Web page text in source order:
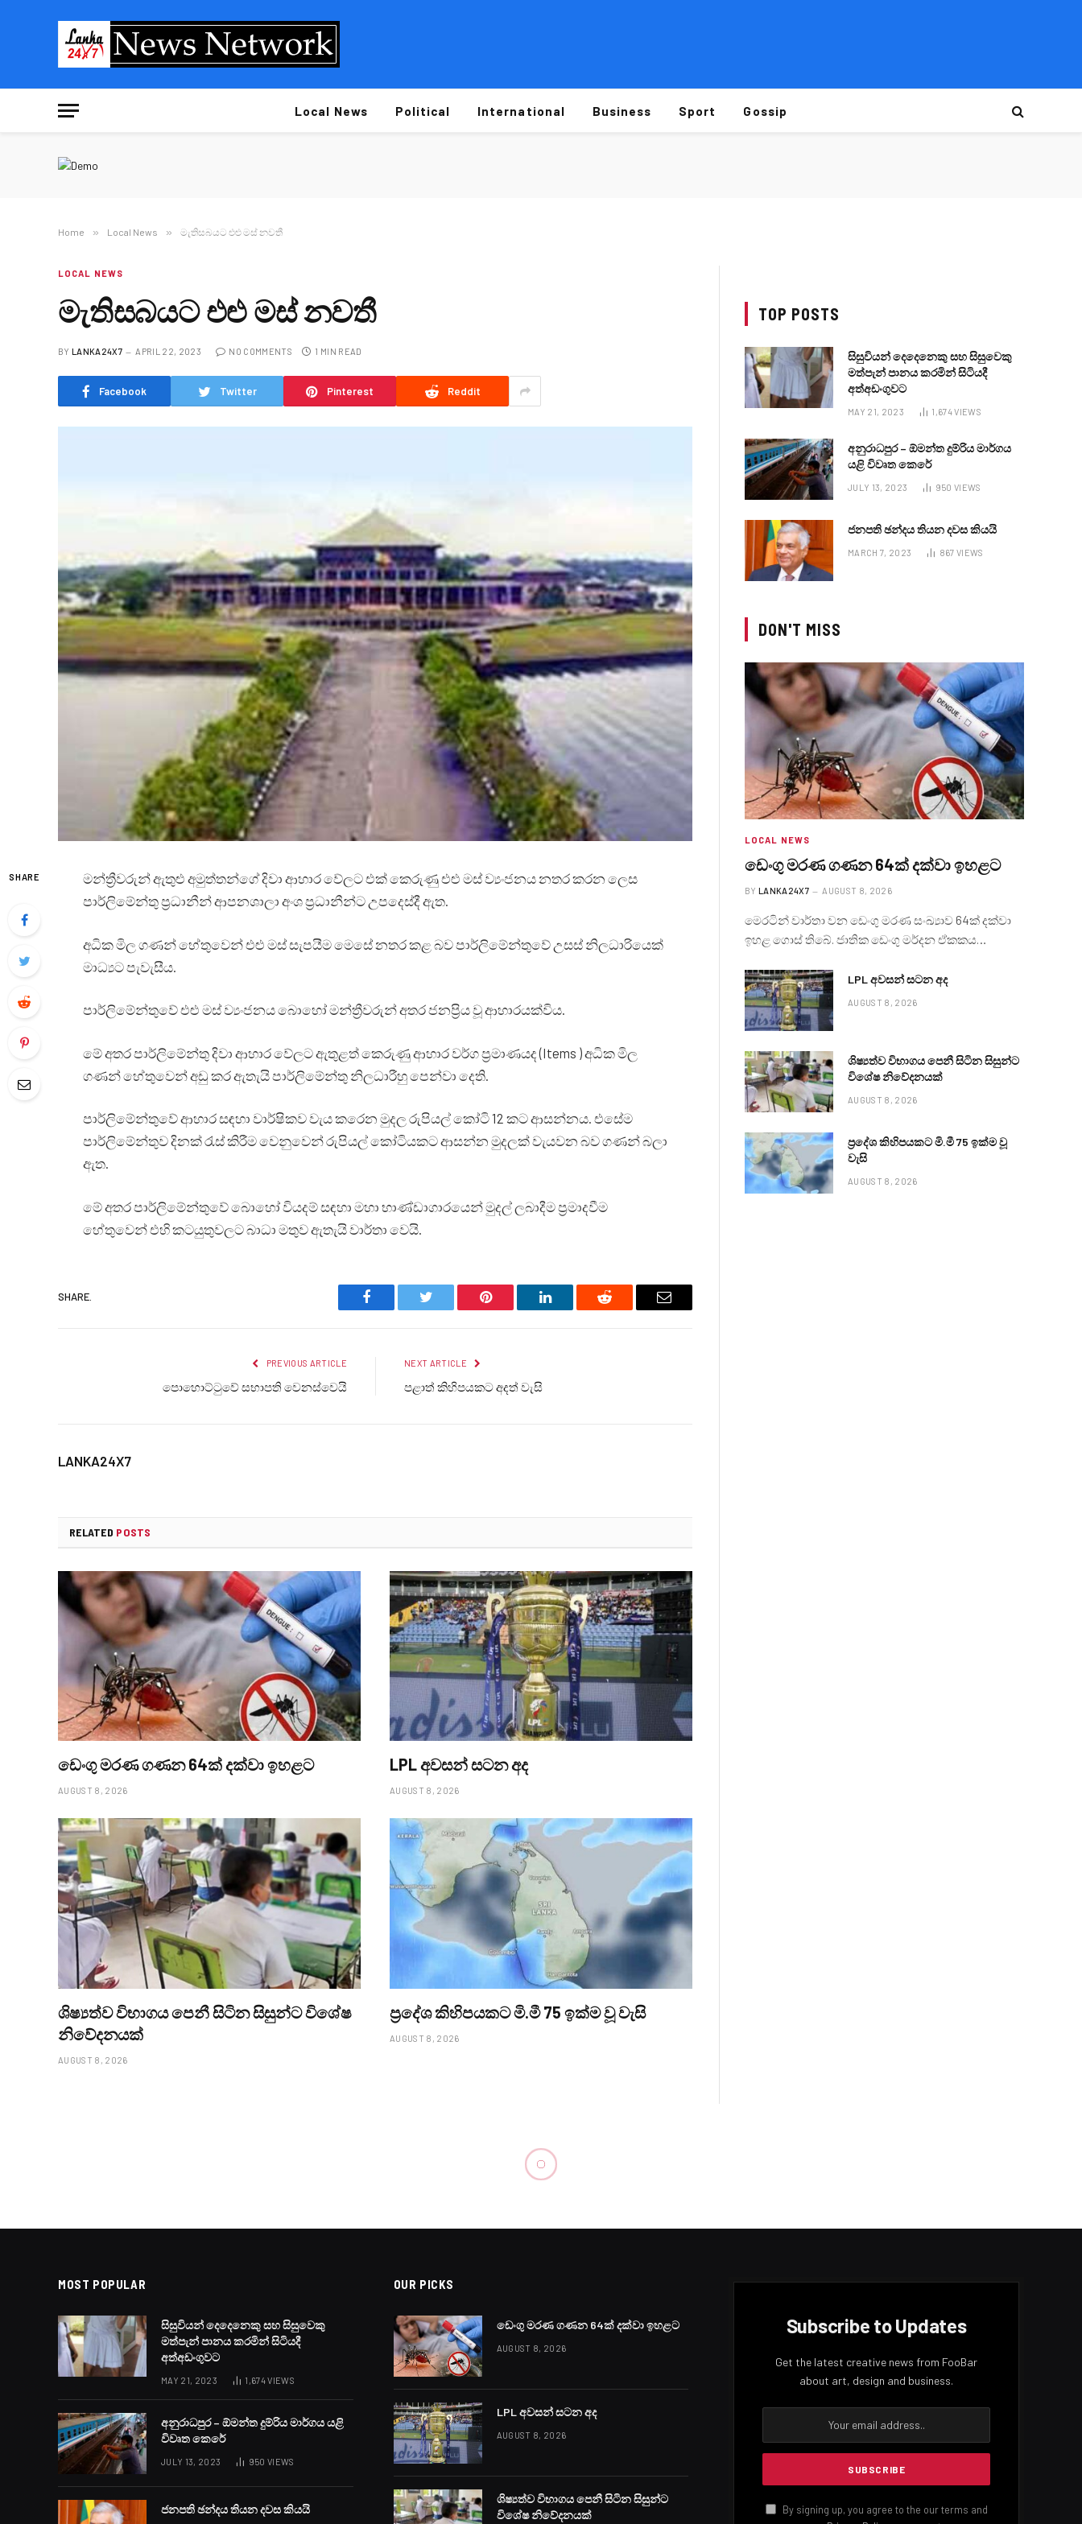
Local News Political International Business Sport Gossip
Home » Local News » මැතිසබයට එළු මස් නවතී
LOCAL NEWS
මැතිසබයට එළු මස් නවතී
BY LANKA24X7 APRIL 22, 2023 NO COMMENTS 1 MIN READ
Facebook Twitter Pinterest Reddit
SHARE
මන්ත්‍රීවරුන් ඇතුළු අමුත්තන්ගේ දිවා ආහාර වේලට එක් කෙරුණු එළු මස් ව්‍යංජනය නතර කරන ලෙස
පාර්ලිමේන්තු ප්‍රධානීන් ආපනශාලා අංශ ප්‍රධානීන්ට උපදෙස්දී ඇත.
අධික මිල ගණන් හේතුවෙන් එළු මස් සැපයීම මෙසේ නතර කළ බව පාර්ලිමේන්තුවේ උසස් නිලධාරියෙක්
මාධ්‍යට පැවැසීය.
පාර්ලිමේන්තුවේ එළු මස් ව්‍යංජනය බොහෝ මන්ත්‍රීවරුන් අතර ජනප්‍රිය වූ ආහාරයක්විය.
මේ අතර පාර්ලිමේන්තු දිවා ආහාර වේලට ඇතුළත් කෙරුණු ආහාර වර්ග ප්‍රමාණයද (Items ) අධික මිල
ගණන් හේතුවෙන් අඩු කර ඇතැයි පාර්ලිමේන්තු නිලධාරීහු පෙන්වා දෙති.
පාර්ලිමේන්තුවේ ආහාර සඳහා වාර්ෂිකව වැය කරෙන මුදල රුපියල් කෝටි 12 කට ආසන්නය. එසේම
පාර්ලිමේන්තුව දිනක් රැස් කිරීම වෙනුවෙන් රුපියල් කෝටියකට ආසන්න මුදලක් වැයවන බව ගණන් බලා
ඇත.
මේ අතර පාර්ලිමේන්තුවේ බොහෝ වියදම් සඳහා මහා භාණ්ඩාගාරයෙන් මුදල් ලබාදීම ප්‍රමාදවීම
හේතුවෙන් එහි කටයුතුවලට බාධා මතුව ඇතැයි වාර්තා වෙයි.
SHARE.
Facebook Twitter Pinterest LinkedIn Reddit Email
PREVIOUS ARTICLE
පොහොට්ටුවේ සභාපති වෙනස්වෙයි
NEXT ARTICLE
පළාත් කිහිපයකට අදත් වැසි
LANKA24X7
RELATED POSTS
ඩෙංගු මරණ ගණන 64ක් දක්වා ඉහළට
AUGUST 8, 2026
LPL අවසන් සටන අද
AUGUST 8, 2026
ශිෂ්‍යත්ව විභාගය පෙනී සිටින සිසුන්ට විශේෂ
නිවේදනයක්
AUGUST 8, 2026
ප්‍රදේශ කිහිපයකට මි.මී 75 ඉක්ම වූ වැසි
AUGUST 8, 2026
TOP POSTS
සිසුවියන් දෙදෙනෙකු සහ සිසුවෙකු
මත්පැන් පානය කරමින් සිටියදී
අත්අඩංගුවට
MAY 21, 2023 1,674VIEWS
අනුරාධපුර – ඕමන්ත දුම්රිය මාර්ගය
යළි විවෘත කෙරේ
JULY 13, 2023 950 VIEWS
ජනපති ඡන්දය තියන දවස කියයි
MARCH 7, 2023 867 VIEWS
DON'T MISS
LOCAL NEWS
ඩෙංගු මරණ ගණන 64ක් දක්වා ඉහළට
BY LANKA24X7 AUGUST 8, 2026
මෙරටින් වාර්තා වන ඩෙංගු මරණ සංඛ්‍යාව 64ක් දක්වා
ඉහළ ගොස් තිබේ. ජාතික ඩෙංගු මර්දන ඒකකය…
LPL අවසන් සටන අද
AUGUST 8, 2026
ශිෂ්‍යත්ව විභාගය පෙනී සිටින සිසුන්ට
විශේෂ නිවේදනයක්
AUGUST 8, 2026
ප්‍රදේශ කිහිපයකට මි.මී 75 ඉක්ම වූ
වැසි
AUGUST 8, 2026
පොහොට්ටුවේ සභාපති වෙනස්වෙයි
Facebook Reddit
සිසුවියන් දෙදෙනෙකු සහ සිසුවෙකු
MAY 21, 2023 1,674VIEWS
යළි විවෘත කෙරේ
JULY 13, 2023 950VIEWS
ජනපති ඡන්දය තියන දවස කියයි
MARCH 7, 2023